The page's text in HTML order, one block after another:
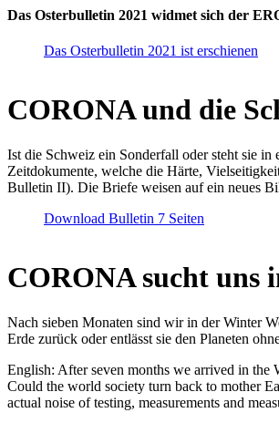
Das Osterbulletin 2021 widmet sich der
Das Osterbulletin 2021 ist erschienen
CORONA und die
Ist die Schweiz ein Sonderfall oder steht sie
Zeitdokumente, welche die Härte,
Bulletin II). Die Briefe weisen auf ein neues
Download Bulletin 7 Seiten
CORONA sucht uns
Nach sieben Monaten sind wir in der Winter
Erde zurück oder entlässt sie den Planeten
English: After seven months we arrived in
Could the world society turn back to mother
actual noise of testing, measurements and